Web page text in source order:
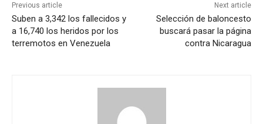
Previous article
Suben a 3,342 los fallecidos y
a 16,740 los heridos por los
terremotos en Venezuela
Next article
Selección de baloncesto
buscará pasar la página
contra Nicaragua